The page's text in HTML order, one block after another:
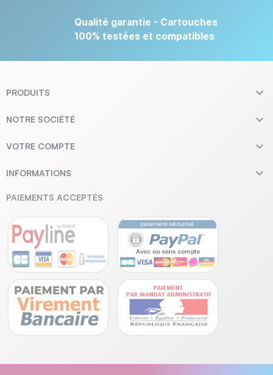
Qualité garantie - Cartouches
100% testées et compatibles
PRODUITS 
NOTRE SOCIÉTÉ 
VOTRE COMPTE 
INFORMATIONS 
PAIEMENTS ACCEPTÉS